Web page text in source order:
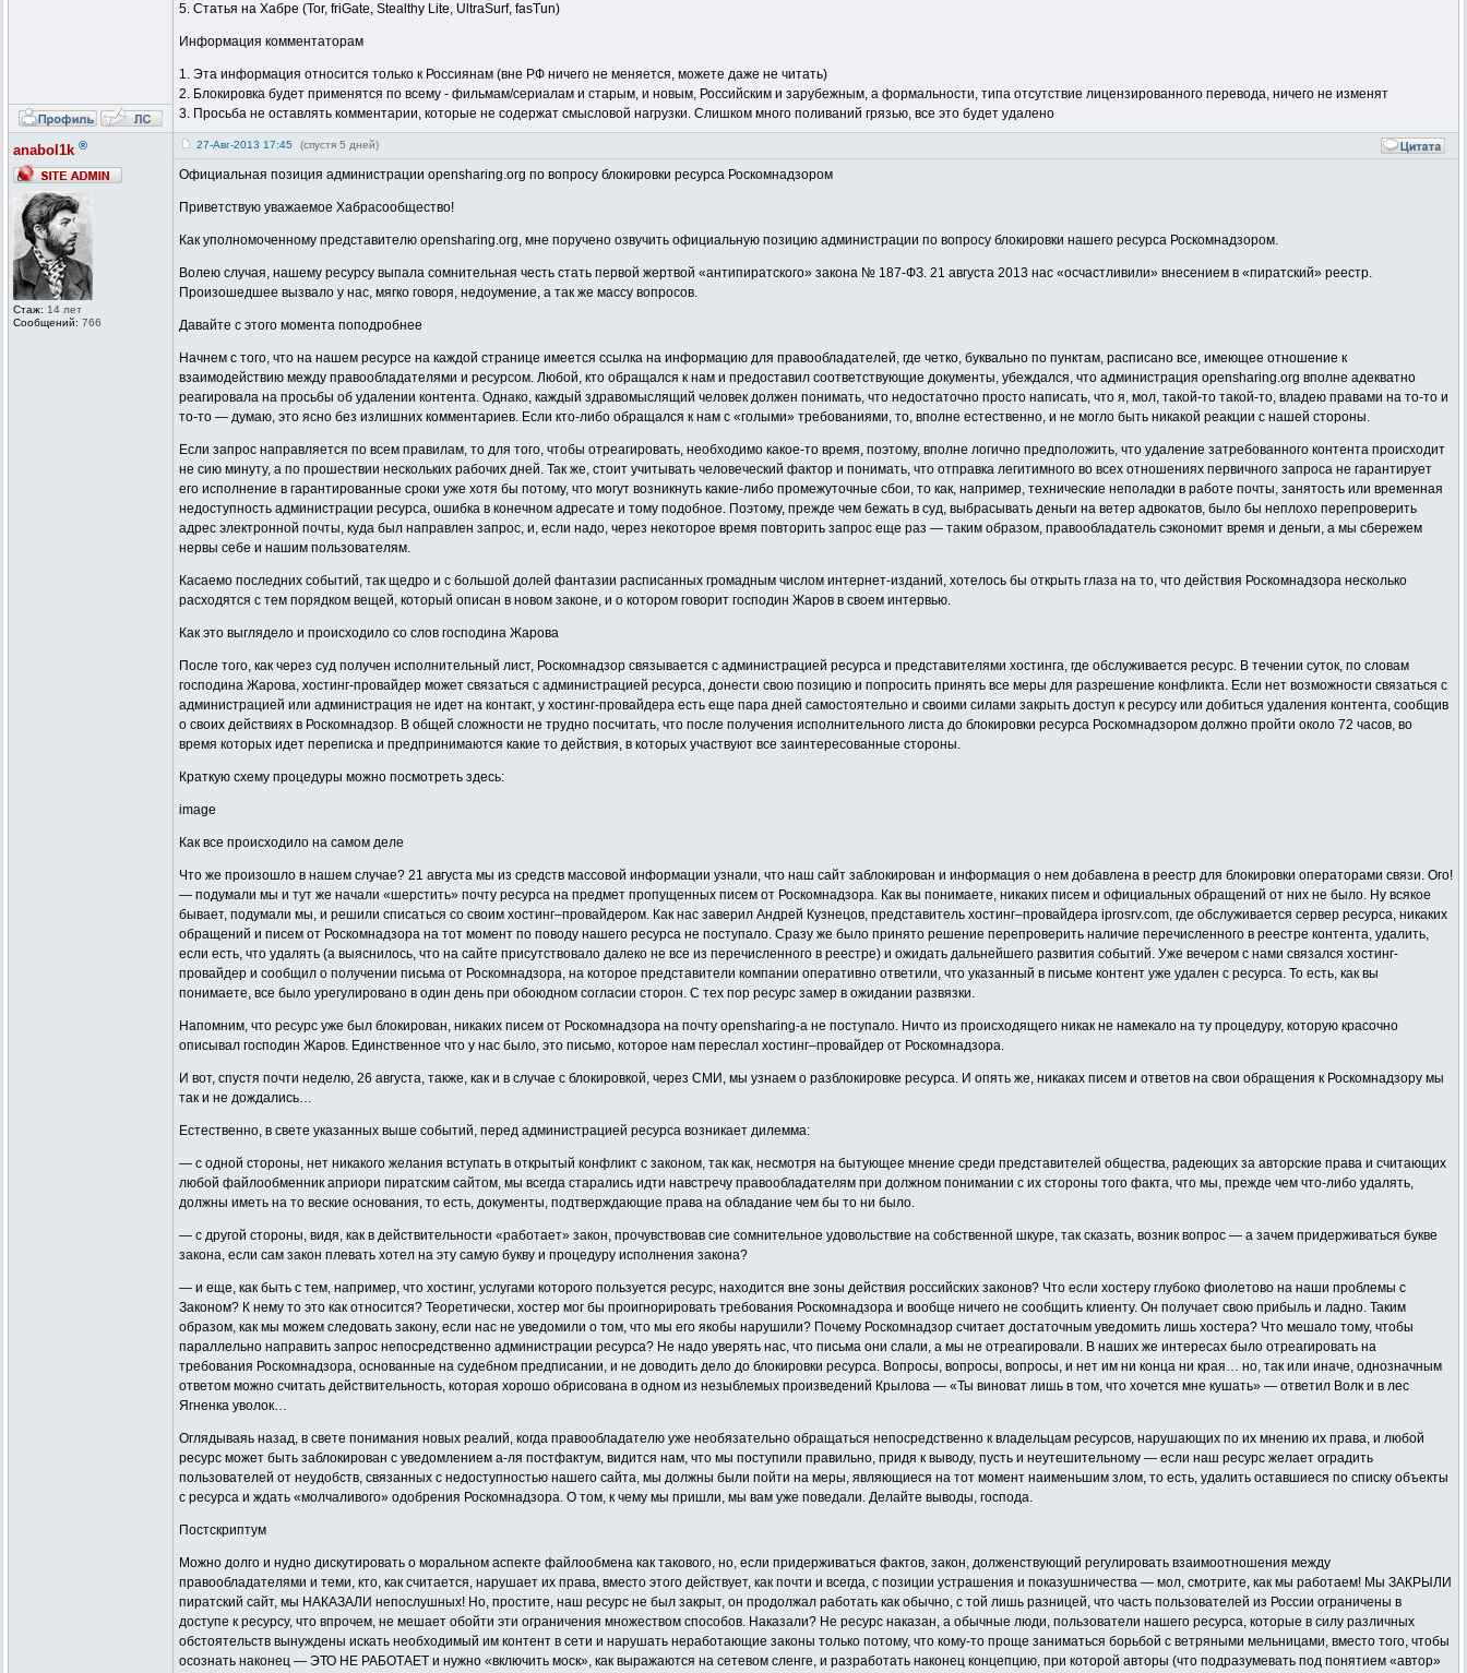
5. Статья на Хабре (Tor, friGate, Stealthy Lite, UltraSurf, fasTun)
Информация комментаторам
1. Эта информация относится только к Россиянам (вне РФ ничего не меняется, можете даже не читать)
2. Блокировка будет применятся по всему - фильмам/сериалам и старым, и новым, Российским и зарубежным, а формальности, типа отсутствие лицензированного перевода, ничего не изменят
3. Просьба не оставлять комментарии, которые не содержат смысловой нагрузки. Слишком много поливаний грязью, все это будет удалено
anabol1k ®
Стаж: 14 лет
Сообщений: 766
27-Авг-2013 17:45 (спустя 5 дней)
Официальная позиция администрации opensharing.org по вопросу блокировки ресурса Роскомнадзором
Приветствую уважаемое Хабрасообщество!
Как уполномоченному представителю opensharing.org, мне поручено озвучить официальную позицию администрации по вопросу блокировки нашего ресурса Роскомнадзором.
Волею случая, нашему ресурсу выпала сомнительная честь стать первой жертвой «антипиратского» закона № 187-ФЗ. 21 августа 2013 нас «осчастливили» внесением в «пиратский» реестр.
Произошедшее вызвало у нас, мягко говоря, недоумение, а так же массу вопросов.
Давайте с этого момента поподробнее
Начнем с того, что на нашем ресурсе на каждой странице имеется ссылка на информацию для правообладателей, где четко, буквально по пунктам, расписано все, имеющее отношение к
взаимодействию между правообладателями и ресурсом. Любой, кто обращался к нам и предоставил соответствующие документы, убеждался, что администрация opensharing.org вполне адекватно
реагировала на просьбы об удалении контента. Однако, каждый здравомыслящий человек должен понимать, что недостаточно просто написать, что я, мол, такой-то такой-то, владею правами на то-то и
то-то — думаю, это ясно без излишних комментариев. Если кто-либо обращался к нам с «голыми» требованиями, то, вполне естественно, и не могло быть никакой реакции с нашей стороны.
Если запрос направляется по всем правилам, то для того, чтобы отреагировать, необходимо какое-то время, поэтому, вполне логично предположить, что удаление затребованного контента происходит
не сию минуту, а по прошествии нескольких рабочих дней. Так же, стоит учитывать человеческий фактор и понимать, что отправка легитимного во всех отношениях первичного запроса не гарантирует
его исполнение в гарантированные сроки уже хотя бы потому, что могут возникнуть какие-либо промежуточные сбои, то как, например, технические неполадки в работе почты, занятость или временная
недоступность администрации ресурса, ошибка в конечном адресате и тому подобное. Поэтому, прежде чем бежать в суд, выбрасывать деньги на ветер адвокатов, было бы неплохо перепроверить
адрес электронной почты, куда был направлен запрос, и, если надо, через некоторое время повторить запрос еще раз — таким образом, правообладатель сэкономит время и деньги, а мы сбережем
нервы себе и нашим пользователям.
Касаемо последних событий, так щедро и с большой долей фантазии расписанных громадным числом интернет-изданий, хотелось бы открыть глаза на то, что действия Роскомнадзора несколько
расходятся с тем порядком вещей, который описан в новом законе, и о котором говорит господин Жаров в своем интервью.
Как это выглядело и происходило со слов господина Жарова
После того, как через суд получен исполнительный лист, Роскомнадзор связывается с администрацией ресурса и представителями хостинга, где обслуживается ресурс. В течении суток, по словам
господина Жарова, хостинг-провайдер может связаться с администрацией ресурса, донести свою позицию и попросить принять все меры для разрешение конфликта. Если нет возможности связаться с
администрацией или администрация не идет на контакт, у хостинг-провайдера есть еще пара дней самостоятельно и своими силами закрыть доступ к ресурсу или добиться удаления контента, сообщив
о своих действиях в Роскомнадзор. В общей сложности не трудно посчитать, что после получения исполнительного листа до блокировки ресурса Роскомнадзором должно пройти около 72 часов, во
время которых идет переписка и предпринимаются какие то действия, в которых участвуют все заинтересованные стороны.
Краткую схему процедуры можно посмотреть здесь:
image
Как все происходило на самом деле
Что же произошло в нашем случае? 21 августа мы из средств массовой информации узнали, что наш сайт заблокирован и информация о нем добавлена в реестр для блокировки операторами связи. Ого!
— подумали мы и тут же начали «шерстить» почту ресурса на предмет пропущенных писем от Роскомнадзора. Как вы понимаете, никаких писем и официальных обращений от них не было. Ну всякое
бывает, подумали мы, и решили списаться со своим хостинг–провайдером. Как нас заверил Андрей Кузнецов, представитель хостинг–провайдера iprosrv.com, где обслуживается сервер ресурса, никаких
обращений и писем от Роскомнадзора на тот момент по поводу нашего ресурса не поступало. Сразу же было принято решение перепроверить наличие перечисленного в реестре контента, удалить,
если есть, что удалять (а выяснилось, что на сайте присутствовало далеко не все из перечисленного в реестре) и ожидать дальнейшего развития событий. Уже вечером с нами связался хостинг-
провайдер и сообщил о получении письма от Роскомнадзора, на которое представители компании оперативно ответили, что указанный в письме контент уже удален с ресурса. То есть, как вы
понимаете, все было урегулировано в один день при обоюдном согласии сторон. С тех пор ресурс замер в ожидании развязки.
Напомним, что ресурс уже был блокирован, никаких писем от Роскомнадзора на почту opensharing-а не поступало. Ничто из происходящего никак не намекало на ту процедуру, которую красочно
описывал господин Жаров. Единственное что у нас было, это письмо, которое нам переслал хостинг–провайдер от Роскомнадзора.
И вот, спустя почти неделю, 26 августа, также, как и в случае с блокировкой, через СМИ, мы узнаем о разблокировке ресурса. И опять же, никаках писем и ответов на свои обращения к Роскомнадзору мы
так и не дождались…
Естественно, в свете указанных выше событий, перед администрацией ресурса возникает дилемма:
— с одной стороны, нет никакого желания вступать в открытый конфликт с законом, так как, несмотря на бытующее мнение среди представителей общества, радеющих за авторские права и считающих
любой файлообменник априори пиратским сайтом, мы всегда старались идти навстречу правообладателям при должном понимании с их стороны того факта, что мы, прежде чем что-либо удалять,
должны иметь на то веские основания, то есть, документы, подтверждающие права на обладание чем бы то ни было.
— с другой стороны, видя, как в действительности «работает» закон, прочувствовав сие сомнительное удовольствие на собственной шкуре, так сказать, возник вопрос — а зачем придерживаться букве
закона, если сам закон плевать хотел на эту самую букву и процедуру исполнения закона?
— и еще, как быть с тем, например, что хостинг, услугами которого пользуется ресурс, находится вне зоны действия российских законов? Что если хостеру глубоко фиолетово на наши проблемы с
Законом? К нему то это как относится? Теоретически, хостер мог бы проигнорировать требования Роскомнадзора и вообще ничего не сообщить клиенту. Он получает свою прибыль и ладно. Таким
образом, как мы можем следовать закону, если нас не уведомили о том, что мы его якобы нарушили? Почему Роскомнадзор считает достаточным уведомить лишь хостера? Что мешало тому, чтобы
параллельно направить запрос непосредственно администрации ресурса? Не надо уверять нас, что письма они слали, а мы не отреагировали. В наших же интересах было отреагировать на
требования Роскомнадзора, основанные на судебном предписании, и не доводить дело до блокировки ресурса. Вопросы, вопросы, вопросы, и нет им ни конца ни края… но, так или иначе, однозначным
ответом можно считать действительность, которая хорошо обрисована в одном из незыблемых произведений Крылова — «Ты виноват лишь в том, что хочется мне кушать» — ответил Волк и в лес
Ягненка уволок…
Оглядываяь назад, в свете понимания новых реалий, когда правообладателю уже необязательно обращаться непосредственно к владельцам ресурсов, нарушающих по их мнению их права, и любой
ресурс может быть заблокирован с уведомлением а-ля постфактум, видится нам, что мы поступили правильно, придя к выводу, пусть и неутешительному — если наш ресурс желает оградить
пользователей от неудобств, связанных с недоступностью нашего сайта, мы должны были пойти на меры, являющиеся на тот момент наименьшим злом, то есть, удалить оставшиеся по списку объекты
с ресурса и ждать «молчаливого» одобрения Роскомнадзора. О том, к чему мы пришли, мы вам уже поведали. Делайте выводы, господа.
Постскриптум
Можно долго и нудно дискутировать о моральном аспекте файлообмена как такового, но, если придерживаться фактов, закон, долженствующий регулировать взаимоотношения между
правообладателями и теми, кто, как считается, нарушает их права, вместо этого действует, как почти и всегда, с позиции устрашения и показушничества — мол, смотрите, как мы работаем! Мы ЗАКРЫЛИ
пиратский сайт, мы НАКАЗАЛИ непослушных! Но, простите, наш ресурс не был закрыт, он продолжал работать как обычно, с той лишь разницей, что часть пользователей из России ограничены в
доступе к ресурсу, что впрочем, не мешает обойти эти ограничения множеством способов. Наказали? Не ресурс наказан, а обычные люди, пользователи нашего ресурса, которые в силу различных
обстоятельств вынуждены искать необходимый им контент в сети и нарушать неработающие законы только потому, что кому-то проще заниматься борьбой с ветряными мельницами, вместо того, чтобы
осознать наконец — ЭТО НЕ РАБОТАЕТ и нужно «включить моск», как выражаются на сетевом сленге, и разработать наконец концепцию, при которой авторы (что подразумевать под понятием «автор»